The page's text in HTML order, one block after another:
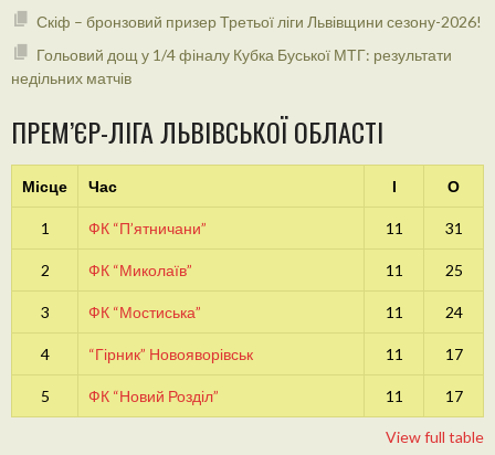
Скіф – бронзовий призер Третьої ліги Львівщини сезону-2026!
Гольовий дощ у 1/4 фіналу Кубка Буської МТГ: результати
недільних матчів
ПРЕМ’ЄР-ЛІГА ЛЬВІВСЬКОЇ ОБЛАСТІ
Місце Час І О
1 ФК “П’ятничани” 11 31
2 ФК “Миколаїв” 11 25
3 ФК “Мостиська” 11 24
4 “Гірник” Новояворівськ 11 17
5 ФК “Новий Розділ” 11 17
View full table